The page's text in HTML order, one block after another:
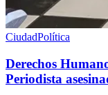
CiudadPolítica
Derechos
Periodista